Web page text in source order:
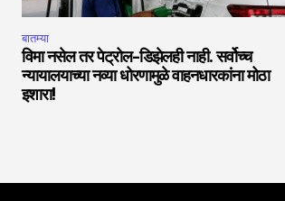
बातम्या
विमा नसेल तर पेट्रोल-डिझेलही नाही. सर्वोच्च
न्यायालयाच्या नव्या धोरणामुळे वाहनधारकांना मोठा
इशारा!